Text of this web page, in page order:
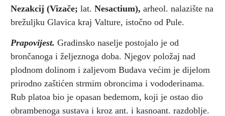
Nezakcij (Vizače; lat. Nesactium), arheol. nalazište na
brežuljku Glavica kraj Valture, istočno od Pule.
Prapovijest. Gradinsko naselje postojalo je od
brončanoga i željeznoga doba. Njegov položaj nad
plodnom dolinom i zaljevom Budava većim je dijelom
prirodno zaštićen strmim obroncima i vododerinama.
Rub platoa bio je opasan bedemom, koji je ostao dio
obrambenoga sustava i kroz ant. i kasnoant. razdoblje.